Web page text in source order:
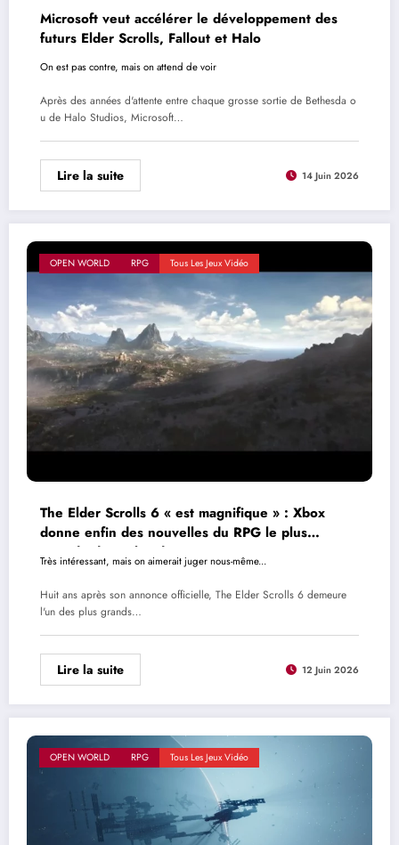
Microsoft veut accélérer le développement des
futurs Elder Scrolls, Fallout et Halo
On est pas contre, mais on attend de voir
Après des années d'attente entre chaque grosse sortie de Bethesda o
u de Halo Studios, Microsoft…
Lire la suite 14 Juin 2026
OPEN WORLD RPG Tous Les Jeux Vidéo
The Elder Scrolls 6 « est magnifique » : Xbox
donne enfin des nouvelles du RPG le plus
attendu de Bethesda
Très intéressant, mais on aimerait juger nous-même...
Huit ans après son annonce officielle, The Elder Scrolls 6 demeure
l'un des plus grands…
Lire la suite 12 Juin 2026
OPEN WORLD RPG Tous Les Jeux Vidéo